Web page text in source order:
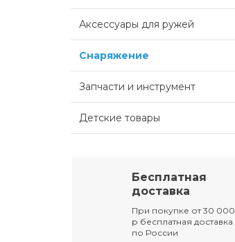
Аксессуары для ружей
Снаряжение
Запчасти и инструмент
Детские товары
Бесплатная
доставка
При покупке от 30 000
р бесплатная доставка
по России